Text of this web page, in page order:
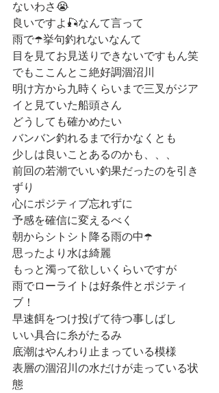
ないわさ😭
良いですよ🎣なんて言って
雨で☂️挙句釣れないなんて
目を見てお見送りできないですもん笑
でもここんとこ絶好調涸沼川
明け方から九時くらいまで三叉がジア
イと見ていた船頭さん
どうしても確かめたい
バンバン釣れるまで行かなくとも
少しは良いことあるのかも、、、
前回の若潮でいい釣果だったのを引き
ずり
心にポジティブ忘れずに
予感を確信に変えるべく
朝からシトシト降る雨の中☂️
思ったより水は綺麗
もっと濁って欲しいくらいですが
雨でローライトは好条件とポジティ
ブ！
早速餌をつけ投げて待つ事しばし
いい具合に糸がたるみ
底潮はやんわり止まっている模様
表層の涸沼川の水だけが走っている状
態